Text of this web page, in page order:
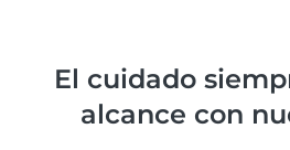
El cuidado
alcance con